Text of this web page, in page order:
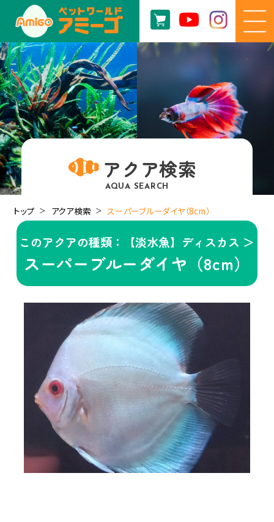
アクア検索
AQUA SEARCH
トップ アクア検索 スーパーブルーダイヤ（8cm）
このアクアの種類：【淡水魚】ディスカス ＞
スーパーブルーダイヤ（8cm）